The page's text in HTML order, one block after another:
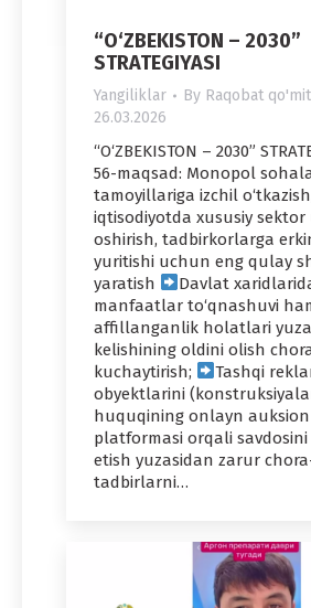
“O‘ZBEKISTON – 2030”
STRATEGIYASI
Yangiliklar By Raqobat
26.03.2026
“O‘ZBEKISTON – 2030”
56-maqsad: Monopol
tamoyillariga izchil
iqtisodiyotda xususiy
oshirish, tadbirkorlarga
yuritishi uchun eng qulay
yaratish
Davlat
manfaatlar to‘qnashuvi
affillanganlik holatlari
kelishining oldini olish
kuchaytirish;
Tashqi
obyektlarini
huquqining onlayn auksion
platformasi orqali
etish yuzasidan zarur
tadbirlarni…